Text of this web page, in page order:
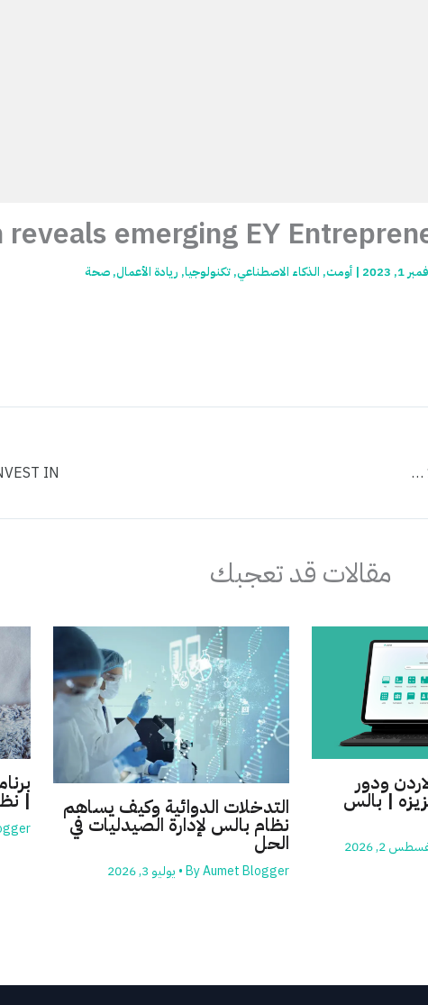
reveals emerging EY
1, 2023
|أومت, الذكاء الاصطناعي,تكنولوجيا, ريادة الأعمال,صحة
Meet the 100 Arab start-ups shaping the Fourth Industrial Revolution
IN
مقالات قد تعجبك
ودور
| بالس
2, 2026
التدخلات الدوائية وكيف يساهم
نظام بالس لإدارة الصيدليات في
الحل
ByAumet Blogger
• يوليو 3, 2026
|